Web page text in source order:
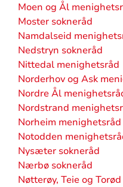
Moen og Ål
Moster sokneråd
Namdalseid
Nedstryn sokneråd
Nittedal menighetsråd
Norderhov og Ask
Nordre Ål
Nordstrand
Norheim menighetsråd
Notodden
Nysæter sokneråd
Nærbø sokneråd
Nøtterøy, Teie og